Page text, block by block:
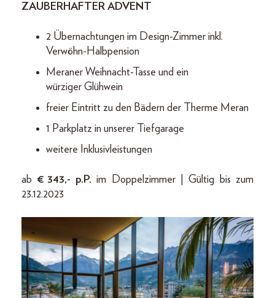
ZAUBERHAFTER ADVENT
2 Übernachtungen im Design-Zimmer inkl.
Verwöhn-Halbpension
Meraner Weihnacht-Tasse und ein
würziger Glühwein
freier Eintritt zu den Bädern der Therme Meran
1 Parkplatz in unserer Tiefgarage
weitere Inklusivleistungen
ab € 343,- p.P. im Doppelzimmer | Gültig bis zum
23.12.2023